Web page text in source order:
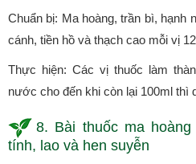
Chuẩn bị: Ma hoàng, trần bì, hạnh
cánh, tiền hồ và thạch cao mỗi vị
Thực hiện: Các vị thuốc làm
nước cho đến khi còn lại 100ml thì
8. Bài thuốc ma
tính, lao và hen suyễn